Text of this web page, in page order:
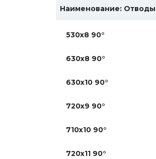
Наименование:
530х8 90°
630х8 90°
630х10 90°
720х9 90°
710х10 90°
720х11 90°